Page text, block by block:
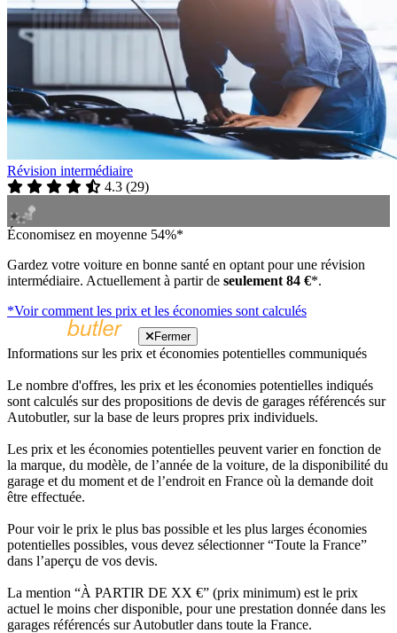
Révision intermédiaire
4.3 (29)
Économisez en moyenne 54%*
Gardez votre voiture en bonne santé en optant pour une révision
intermédiaire. Actuellement à partir de seulement 84 €*.
*Voir comment les prix et les économies sont calculés
Fermer
Informations sur les prix et économies potentielles communiqués
Le nombre d'offres, les prix et les économies potentielles indiqués
sont calculés sur des propositions de devis de garages référencés sur
Autobutler, sur la base de leurs propres prix individuels.
Les prix et les économies potentielles peuvent varier en fonction de
la marque, du modèle, de l’année de la voiture, de la disponibilité du
garage et du moment et de l’endroit en France où la demande doit
être effectuée.
Pour voir le prix le plus bas possible et les plus larges économies
potentielles possibles, vous devez sélectionner “Toute la France”
dans l’aperçu de vos devis.
La mention “À PARTIR DE XX €” (prix minimum) est le prix
actuel le moins cher disponible, pour une prestation donnée dans les
garages référencés sur Autobutler dans toute la France.